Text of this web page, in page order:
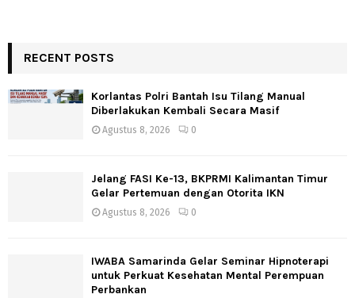
RECENT POSTS
Korlantas Polri Bantah Isu Tilang Manual
Diberlakukan Kembali Secara Masif
Agustus 8, 2026 0
Jelang FASI Ke-13, BKPRMI Kalimantan Timur
Gelar Pertemuan dengan Otorita IKN
Agustus 8, 2026 0
IWABA Samarinda Gelar Seminar Hipnoterapi
untuk Perkuat Kesehatan Mental Perempuan
Perbankan